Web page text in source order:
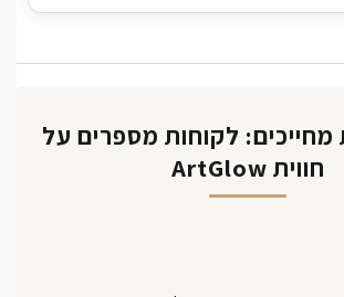
מחייכים: לקוחות מספרים על
חווית ArtGlow